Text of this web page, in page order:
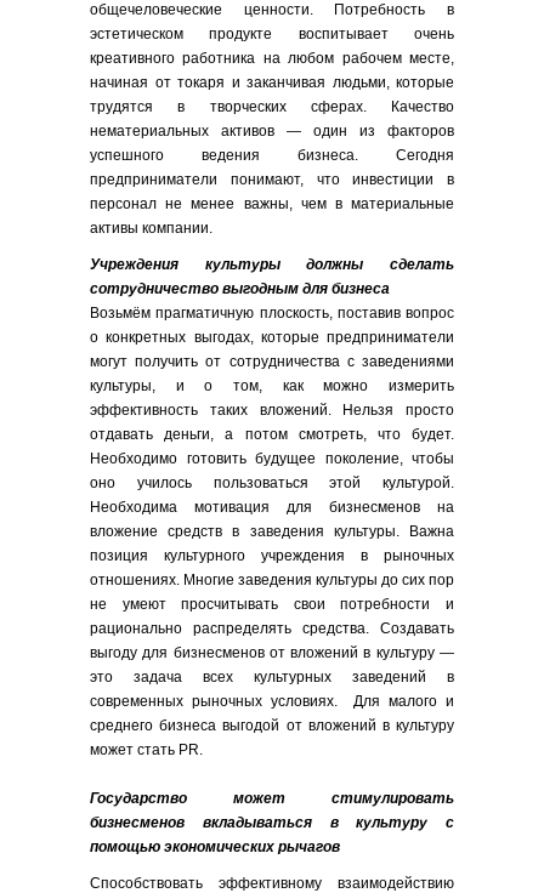
общечеловеческие ценности. Потребность в
эстетическом продукте воспитывает очень
креативного работника на любом рабочем месте,
начиная от токаря и заканчивая людьми, которые
трудятся в творческих сферах. Качество
нематериальных активов — один из факторов
успешного ведения бизнеса. Сегодня
предприниматели понимают, что инвестиции в
персонал не менее важны, чем в материальные
активы компании.
Учреждения культуры должны сделать
сотрудничество выгодным для бизнеса
Возьмём прагматичную плоскость, поставив вопрос
о конкретных выгодах, которые предприниматели
могут получить от сотрудничества с заведениями
культуры, и о том, как можно измерить
эффективность таких вложений. Нельзя просто
отдавать деньги, а потом смотреть, что будет.
Необходимо готовить будущее поколение, чтобы
оно училось пользоваться этой культурой.
Необходима мотивация для бизнесменов на
вложение средств в заведения культуры. Важна
позиция культурного учреждения в рыночных
отношениях. Многие заведения культуры до сих пор
не умеют просчитывать свои потребности и
рационально распределять средства. Создавать
выгоду для бизнесменов от вложений в культуру —
это задача всех культурных заведений в
современных рыночных условиях. Для малого и
среднего бизнеса выгодой от вложений в культуру
может стать PR.
Государство может стимулировать
бизнесменов вкладываться в культуру с
помощью экономических рычагов
Способствовать эффективному взаимодействию